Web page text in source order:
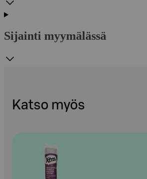
Sijainti myymälässä
Katso myös